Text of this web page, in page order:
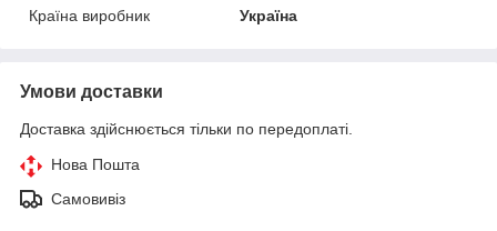
Країна виробник
Україна
Умови доставки
Доставка здійснюється тільки по передоплаті.
Нова Пошта
Самовивіз